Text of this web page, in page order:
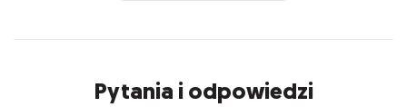
Pytania i odpowiedzi